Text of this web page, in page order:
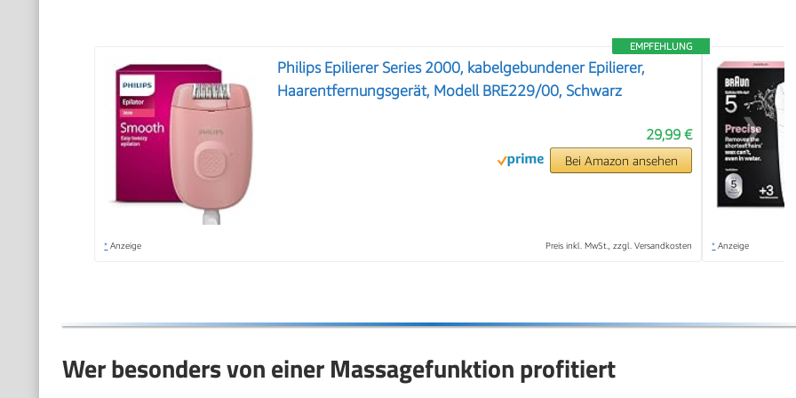
EMPFEHLUNG
Philips Epilierer Series 2000, kabelgebundener Epilierer,
Haarentfernungsgerät, Modell BRE229/00, Schwarz
29,99 €
Bei Amazon ansehen
* Anzeige Preis inkl. MwSt., zzgl. Versandkosten * Anzeige
❯
Wer besonders von einer Massagefunktion profitiert